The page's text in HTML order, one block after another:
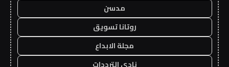
مدسن
روتانا تسويق
مجلة الابداع
نادي الترددات